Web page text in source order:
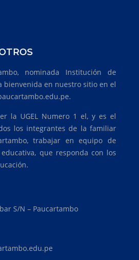
nominada Institución de
bienvenida en nuestro sitio en el
la UGEL Numero 1 el, y es el
los integrantes de la familiar
trabajar en equipo de
que responda con los
S/N – Paucartambo